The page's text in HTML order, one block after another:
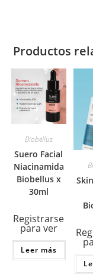
Productos
Biobellus
Suero Facial
Niacinamida
Biobellus x
30ml
Registrarse
para ver
Leer más